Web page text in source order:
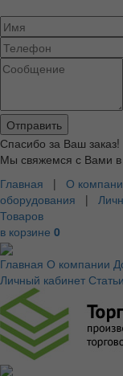
Спасибо за Ваш заказ!
Мы свяжемся с Вами
Главная | О
оборудования |
Товаров
в корзине 0
Главная О компании
Личный кабинет Статьи